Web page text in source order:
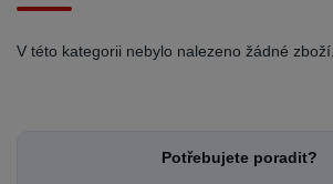
V této kategorii nebylo nalezeno žádné zboží.
Potřebujete poradit?